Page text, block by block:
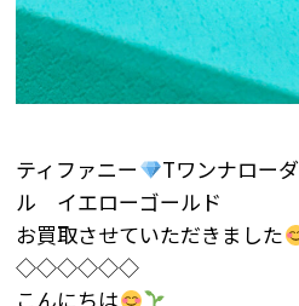
ティファニー
Tワンナロー
ル イエローゴールド
お買取させていただきました
◇◇◇◇◇◇
こんにちは